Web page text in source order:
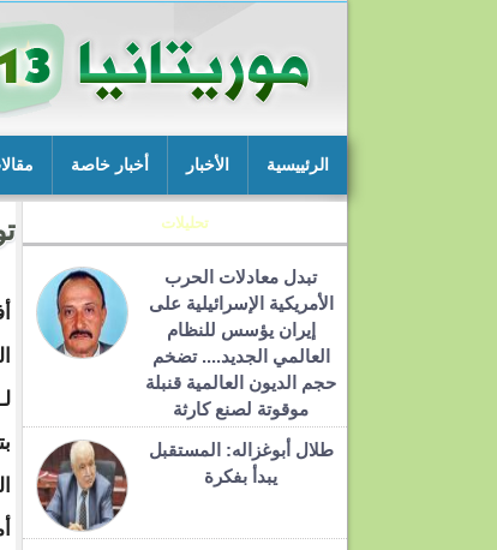
الرئييسية الأخبار أخبار خاصة
تحليلات
تبدل معادلات الحرب
الأمريكية الإسرائيلية على
إيران يؤسس للنظام
العالمي الجديد.... تضخم
حجم الديون العالمية قنبلة
موقوتة لصنع كارثة
طلال أبوغزاله: المستقبل
يبدأ بفكرة